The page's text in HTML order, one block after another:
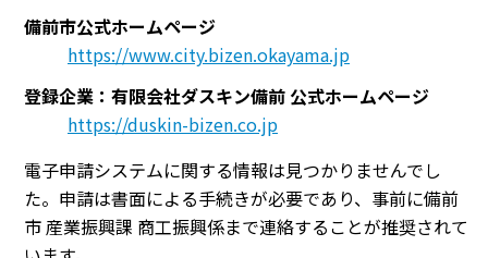
備前市公式ホームページ
https://www.city.bizen.okayama.jp
登録企業：有限会社ダスキン備前 公式ホームページ
https://duskin-bizen.co.jp
電子申請システムに関する情報は見つかりませんでし
た。申請は書面による手続きが必要であり、事前に備前
市 産業振興課 商工振興係まで連絡することが推奨されて